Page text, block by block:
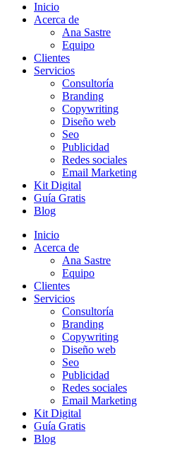
Inicio
Acerca de
Ana Sastre
Equipo
Clientes
Servicios
Consultoría
Branding
Copywriting
Diseño web
Seo
Publicidad
Redes sociales
Email Marketing
Kit Digital
Guía Gratis
Blog
Inicio
Acerca de
Ana Sastre
Equipo
Clientes
Servicios
Consultoría
Branding
Copywriting
Diseño web
Seo
Publicidad
Redes sociales
Email Marketing
Kit Digital
Guía Gratis
Blog